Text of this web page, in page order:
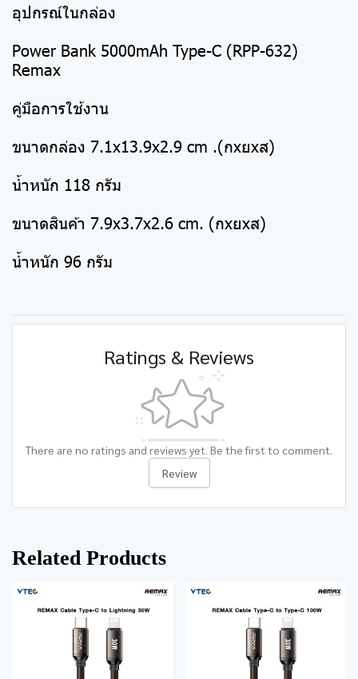
อุปกรณ์ในกล่อง
Power Bank 5000mAh Type-C (RPP-632)
Remax
คู่มือการใช้งาน
ขนาดกล่อง 7.1x13.9x2.9 cm .(กxยxส)
น้ำหนัก 118 กรัม
ขนาดสินค้า 7.9x3.7x2.6 cm. (กxยxส)
น้ำหนัก 96 กรัม
Ratings & Reviews
There are no ratings and reviews yet. Be the first to comment.
Review
Related Products